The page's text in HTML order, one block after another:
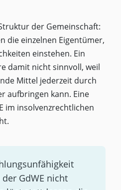
der Gemeinschaft:
die einzelnen Eigentümer,
einstehen. Ein
damit nicht sinnvoll, weil
Mittel jederzeit durch
aufbringen kann. Eine
im insolvenzrechtlichen
GdWE nicht